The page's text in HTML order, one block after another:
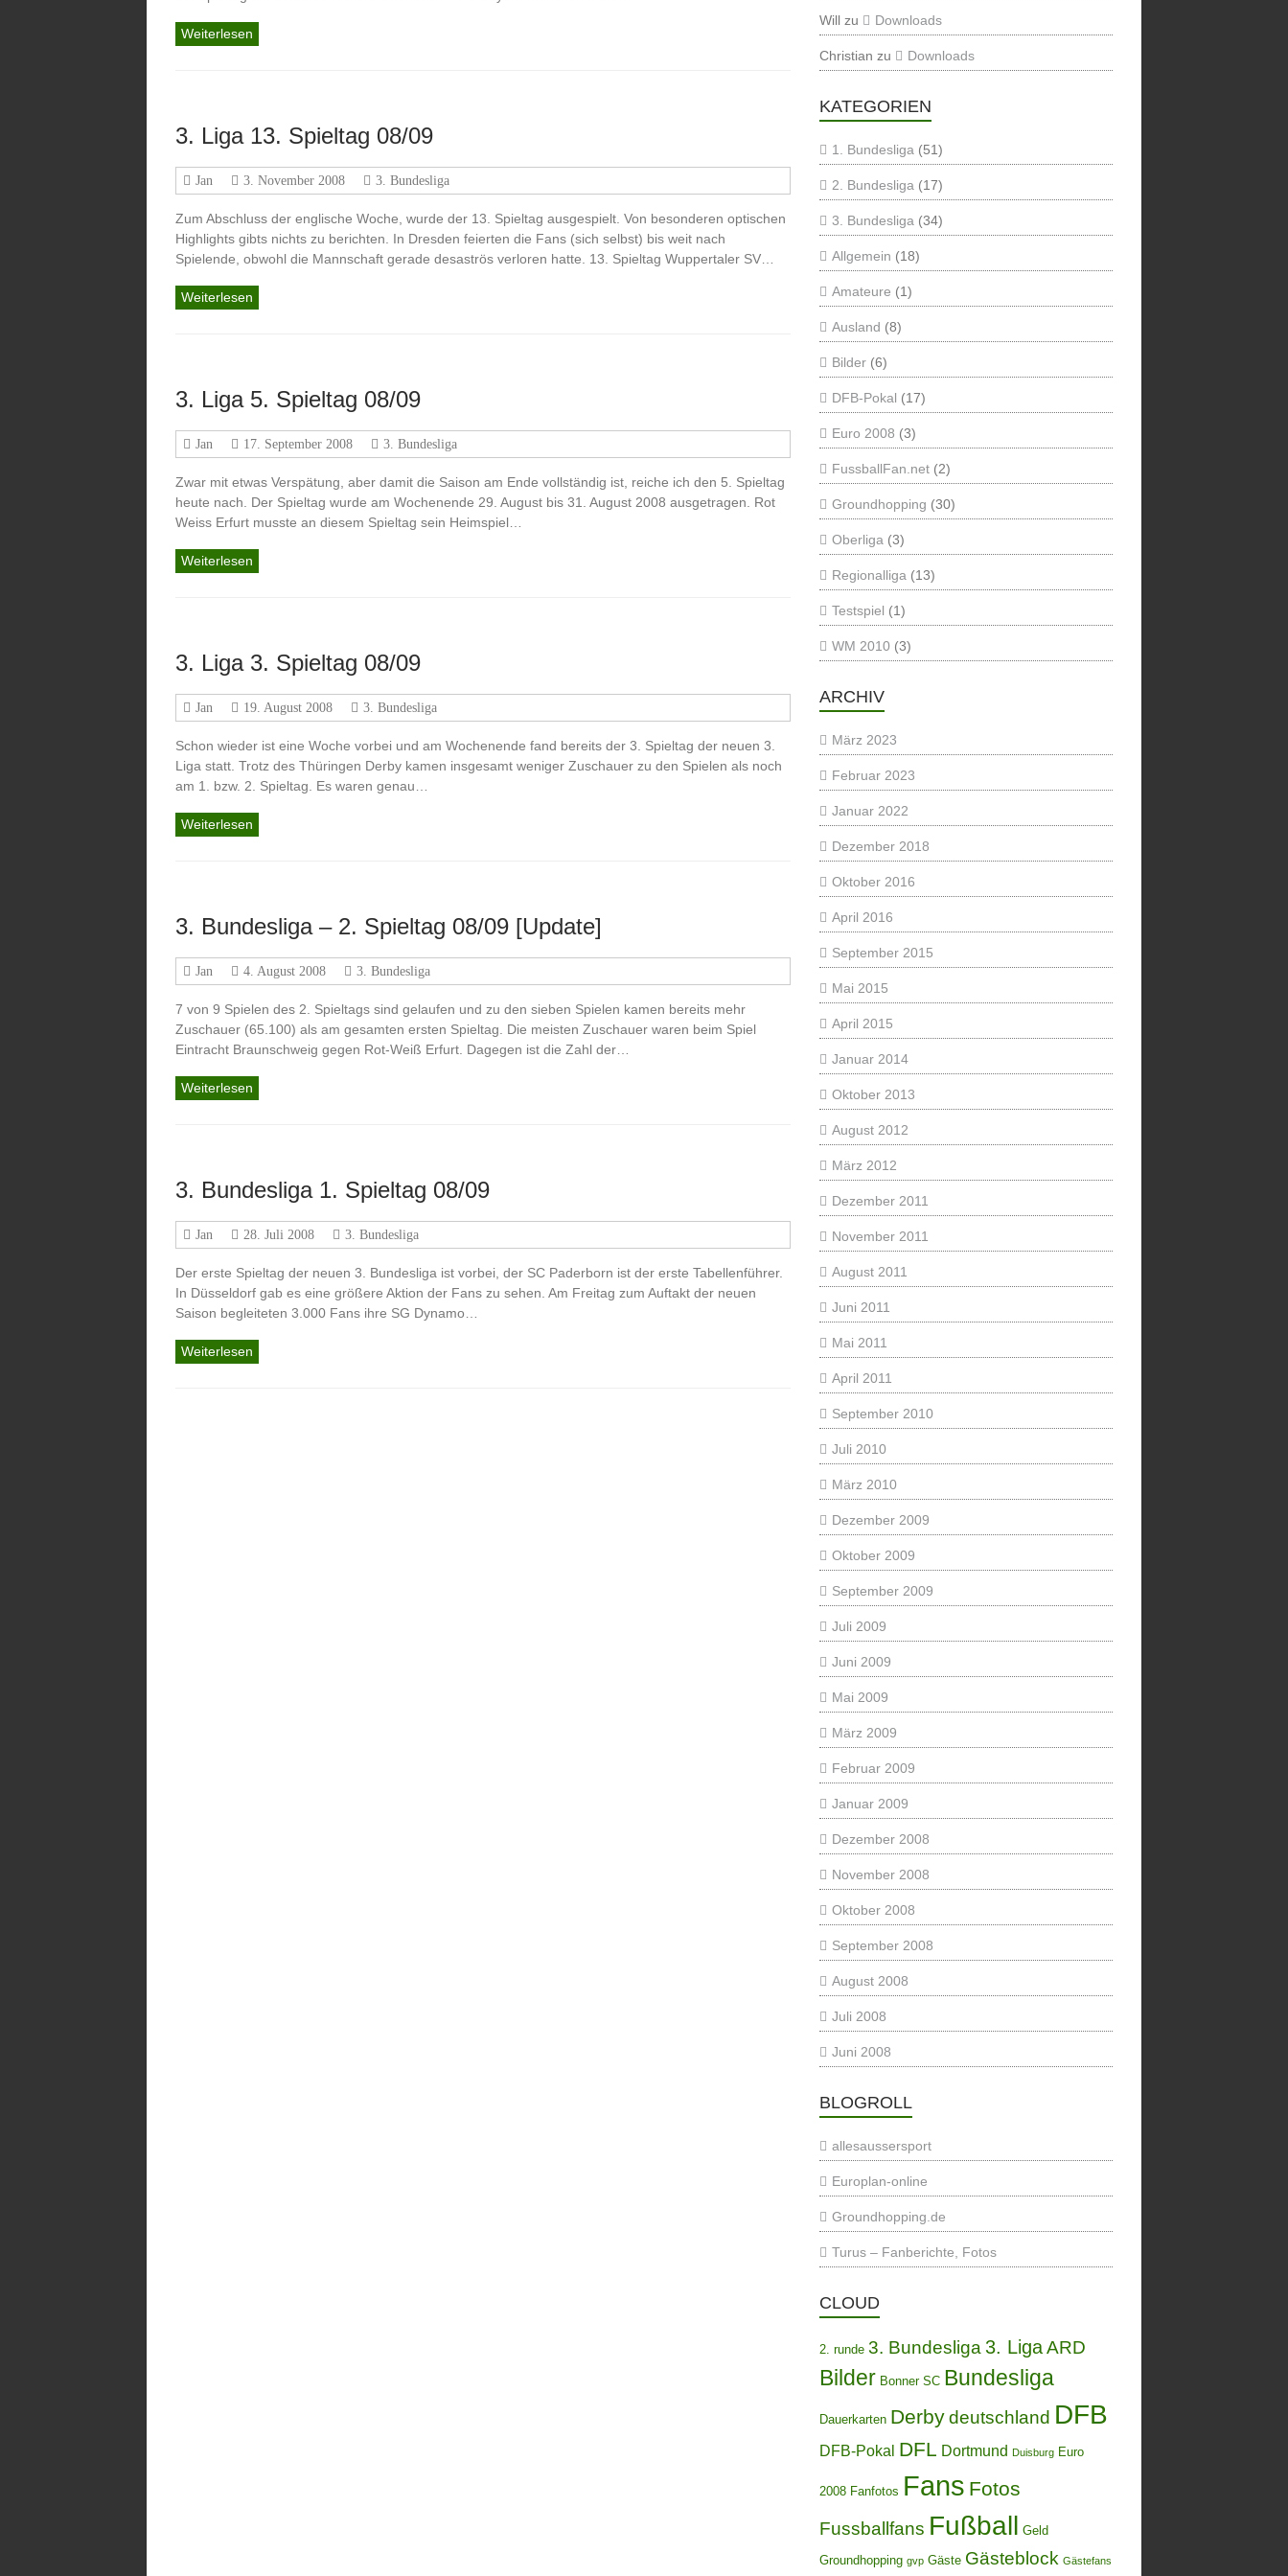
Weiterlesen
3. Liga 13. Spieltag 08/09
Jan 3. November 2008 3. Bundesliga
Zum Abschluss der englische Woche, wurde der 13. Spieltag ausgespielt. Von besonderen optischen
Highlights gibts nichts zu berichten. In Dresden feierten die Fans (sich selbst) bis weit nach
Spielende, obwohl die Mannschaft gerade desaströs verloren hatte. 13. Spieltag Wuppertaler SV…
Weiterlesen
3. Liga 5. Spieltag 08/09
Jan 17. September 2008 3. Bundesliga
Zwar mit etwas Verspätung, aber damit die Saison am Ende vollständig ist, reiche ich den 5. Spieltag
heute nach. Der Spieltag wurde am Wochenende 29. August bis 31. August 2008 ausgetragen. Rot
Weiss Erfurt musste an diesem Spieltag sein Heimspiel…
Weiterlesen
3. Liga 3. Spieltag 08/09
Jan 19. August 2008 3. Bundesliga
Schon wieder ist eine Woche vorbei und am Wochenende fand bereits der 3. Spieltag der neuen 3.
Liga statt. Trotz des Thüringen Derby kamen insgesamt weniger Zuschauer zu den Spielen als noch
am 1. bzw. 2. Spieltag. Es waren genau…
Weiterlesen
3. Bundesliga – 2. Spieltag 08/09 [Update]
Jan 4. August 2008 3. Bundesliga
7 von 9 Spielen des 2. Spieltags sind gelaufen und zu den sieben Spielen kamen bereits mehr
Zuschauer (65.100) als am gesamten ersten Spieltag. Die meisten Zuschauer waren beim Spiel
Eintracht Braunschweig gegen Rot-Weiß Erfurt. Dagegen ist die Zahl der…
Weiterlesen
3. Bundesliga 1. Spieltag 08/09
Jan 28. Juli 2008 3. Bundesliga
Der erste Spieltag der neuen 3. Bundesliga ist vorbei, der SC Paderborn ist der erste Tabellenführer.
In Düsseldorf gab es eine größere Aktion der Fans zu sehen. Am Freitag zum Auftakt der neuen
Saison begleiteten 3.000 Fans ihre SG Dynamo…
Weiterlesen
Will zu Downloads
Christian zu Downloads
KATEGORIEN
1. Bundesliga (51)
2. Bundesliga (17)
3. Bundesliga (34)
Allgemein (18)
Amateure (1)
Ausland (8)
Bilder (6)
DFB-Pokal (17)
Euro 2008 (3)
FussballFan.net (2)
Groundhopping (30)
Oberliga (3)
Regionalliga (13)
Testspiel (1)
WM 2010 (3)
ARCHIV
März 2023
Februar 2023
Januar 2022
Dezember 2018
Oktober 2016
April 2016
September 2015
Mai 2015
April 2015
Januar 2014
Oktober 2013
August 2012
März 2012
Dezember 2011
November 2011
August 2011
Juni 2011
Mai 2011
April 2011
September 2010
Juli 2010
März 2010
Dezember 2009
Oktober 2009
September 2009
Juli 2009
Juni 2009
Mai 2009
März 2009
Februar 2009
Januar 2009
Dezember 2008
November 2008
Oktober 2008
September 2008
August 2008
Juli 2008
Juni 2008
BLOGROLL
allesaussersport
Europlan-online
Groundhopping.de
Turus – Fanberichte, Fotos
CLOUD
2. runde 3. Bundesliga 3. LigaARD
Bilder Bonner SC Bundesliga
Dauerkarten Derbydeutschland DFB
DFB-Pokal DFL Dortmund Duisburg Euro
2008 Fanfotos Fans Fotos
Fussballfans Fußball Geld
Groundhopping gvp Gäste Gästeblock Gästefans